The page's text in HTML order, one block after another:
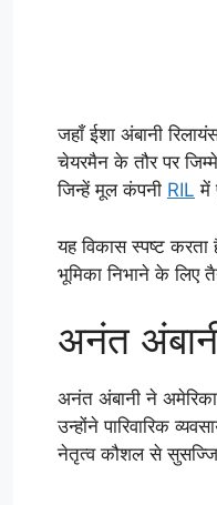
जहाँ ईशा अंबानी
चेयरमैन के तौर पर
जिन्हें मूल कंपनी RIL में
यह विकास स्पष्ट करता
भूमिका निभाने के लिए
अनंत
अनंत अंबानी ने
उन्होंने पारिवारिक
नेतृत्व कौशल से